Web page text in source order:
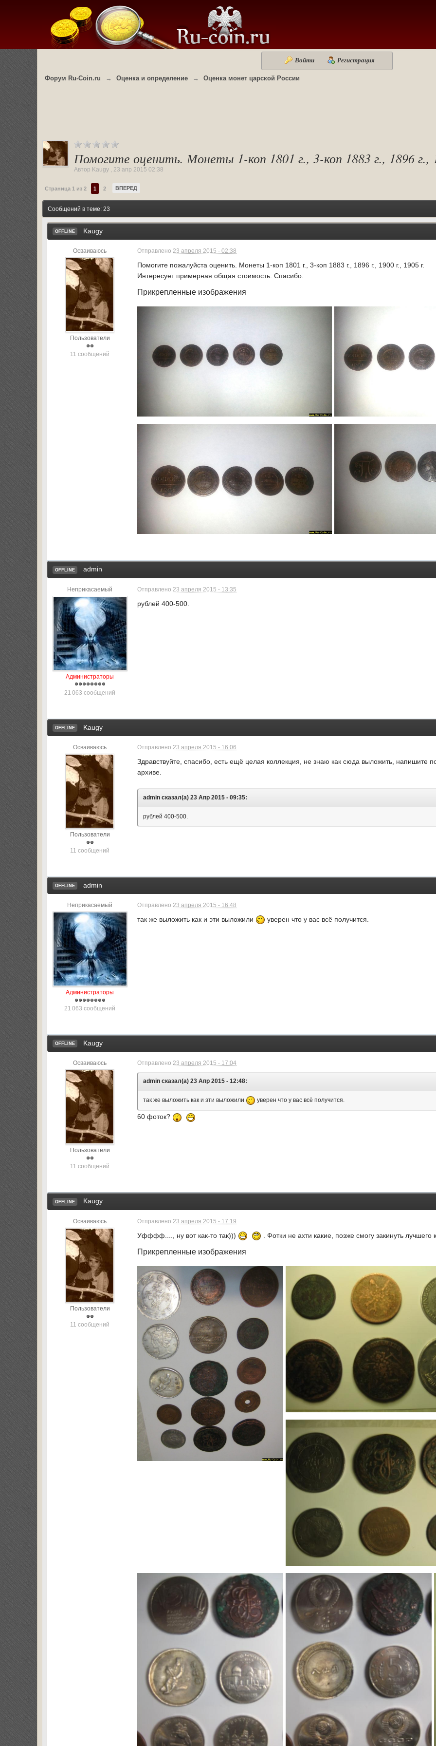
Войти Регистрация
Форум Ru-Coin.ru → Оценка и определение → Оценка монет царской России
Помогите оценить. Монеты 1-коп 1801 г., 3-коп 1883 г., 1896 г.,
Автор Kaugy , 23 апр 2015 02:38
Страница 1 из 2 1 2 ВПЕРЕД
Сообщений в теме: 23
OFFLINE Kaugy
Осваиваюсь
Пользователи
11 сообщений
Отправлено23 апреля 2015 - 02:38
Помогите пожалуйста оценить. Монеты 1-коп 1801 г., 3-коп 1883 г., 1896 г., 1900 г., 1905 г.
Интересует примерная общая стоимость. Спасибо.
Прикрепленные изображения
OFFLINE admin
Неприкасаемый
Администраторы
21 063 сообщений
Отправлено 23 апреля 2015 - 13:35
рублей 400-500.
OFFLINE Kaugy
Осваиваюсь
Пользователи
11 сообщений
Отправлено23 апреля 2015 - 16:06
Здравствуйте, спасибо, есть ещё целая коллекция, не знаю как сюда выложить, напишите
архиве.
admin сказал(а) 23 Апр 2015 - 09:35:
рублей 400-500.
OFFLINE admin
Неприкасаемый
Администраторы
21 063 сообщений
Отправлено23 апреля 2015 - 16:48
так же выложить как и эти выложили уверен что у вас всё получится.
OFFLINE Kaugy
Осваиваюсь
Пользователи
11 сообщений
Отправлено23 апреля 2015 - 17:04
admin сказал(а) 23 Апр 2015 - 12:48:
так же выложить как и эти выложили уверен что у вас всё получится.
60 фоток?
OFFLINE Kaugy
Осваиваюсь
Пользователи
11 сообщений
Отправлено 23 апреля 2015 - 17:19
Уфффф...., ну вот как-то так))) . Фотки не ахти какие, позже смогу закинуть лучшего
Прикрепленные изображения